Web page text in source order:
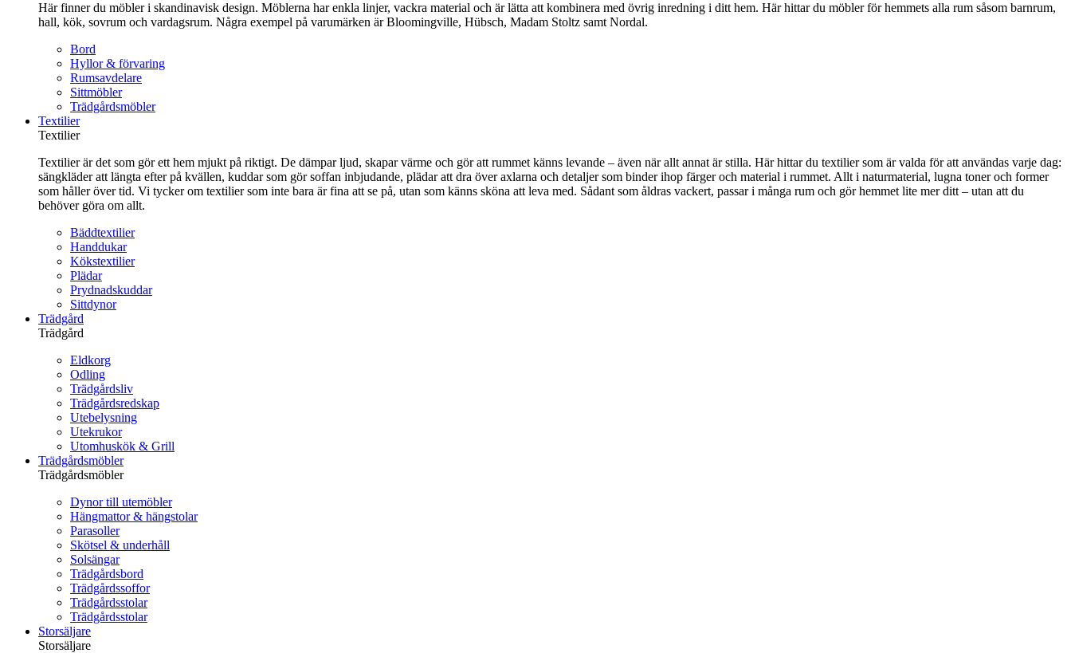
Här finner du möbler i skandinavisk design. Möblerna har enkla linjer, vackra material och är lätta att kombinera med övrig inredning i ditt hem. Här hittar du möbler för hemmets alla rum såsom barnrum,
hall, kök, sovrum och vardagsrum. Några exempel på varumärken är Bloomingville, Hübsch, Madam Stoltz samt Nordal.
Bord
Hyllor & förvaring
Rumsavdelare
Sittmöbler
Trädgårdsmöbler
Textilier
Textilier
Textilier är det som gör ett hem mjukt på riktigt. De dämpar ljud, skapar värme och gör att rummet känns levande – även när allt annat är stilla. Här hittar du textilier som är valda för att användas varje dag:
sängkläder att längta efter på kvällen, kuddar som gör soffan inbjudande, plädar att dra över axlarna och detaljer som binder ihop färger och material i rummet. Allt i naturmaterial, lugna toner och former
som håller över tid. Vi tycker om textilier som inte bara är fina att se på, utan som känns sköna att leva med. Sådant som åldras vackert, passar i många rum och gör hemmet lite mer ditt – utan att du
behöver göra om allt.
Bäddtextilier
Handdukar
Kökstextilier
Plädar
Prydnadskuddar
Sittdynor
Trädgård
Trädgård
Eldkorg
Odling
Trädgårdsliv
Trädgårdsredskap
Utebelysning
Utekrukor
Utomhuskök & Grill
Trädgårdsmöbler
Trädgårdsmöbler
Dynor till utemöbler
Hängmattor & hängstolar
Parasoller
Skötsel & underhåll
Solsängar
Trädgårdsbord
Trädgårdssoffor
Trädgårdsstolar
Trädgårdsstolar
Storsäljare
Storsäljare